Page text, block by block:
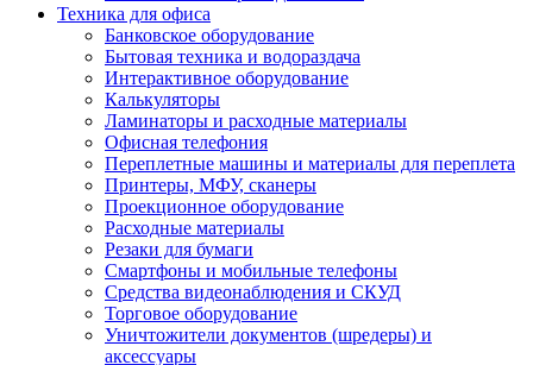
Техника для офиса
Банковское оборудование
Бытовая техника и водораздача
Интерактивное оборудование
Калькуляторы
Ламинаторы и расходные материалы
Офисная телефония
Переплетные машины и материалы для переплета
Принтеры, МФУ, сканеры
Проекционное оборудование
Расходные материалы
Резаки для бумаги
Смартфоны и мобильные телефоны
Средства видеонаблюдения и СКУД
Торговое оборудование
Уничтожители документов (шредеры) и
аксессуары